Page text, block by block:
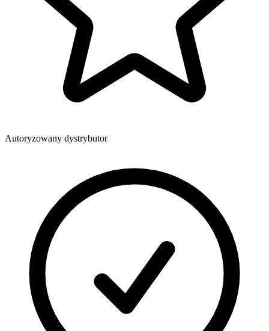
Autoryzowany dystrybutor